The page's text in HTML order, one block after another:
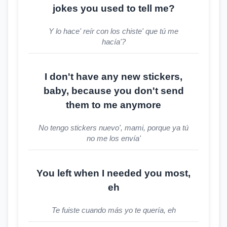
jokes you used to tell me?
Y lo hace' reír con los chiste' que tú me
hacía'?
I don't have any new stickers,
baby, because you don't send
them to me anymore
No tengo stickers nuevo', mami, porque ya tú
no me los envía'
You left when I needed you most,
eh
Te fuiste cuando más yo te quería, eh